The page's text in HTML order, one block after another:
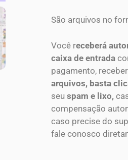
São arquivos no
Você receberá
caixa de entrada
pagamento,
arquivos, basta
seu spam e lixo,
compensação
caso precise do
fale conosco